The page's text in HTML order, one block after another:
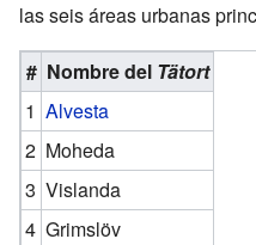
las seis áreas urbanas
# Nombre del Tätort
1 Alvesta
2 Moheda
3 Vislanda
4 Grimslöv